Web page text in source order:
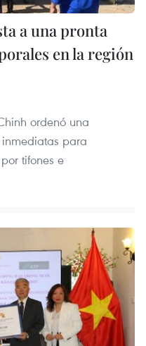
a una pronta
en la región
ordenó una
para
tifones e